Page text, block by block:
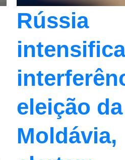
Rússia
eleição da
Moldávia,